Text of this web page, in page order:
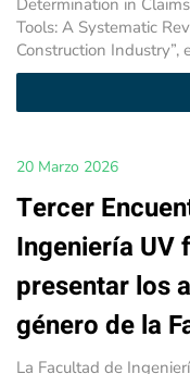
Determination in
Tools: A Systematic
Construction
20 Marzo 2026
Tercer
Ingeniería UV
presentar los
género de la
La Facultad de